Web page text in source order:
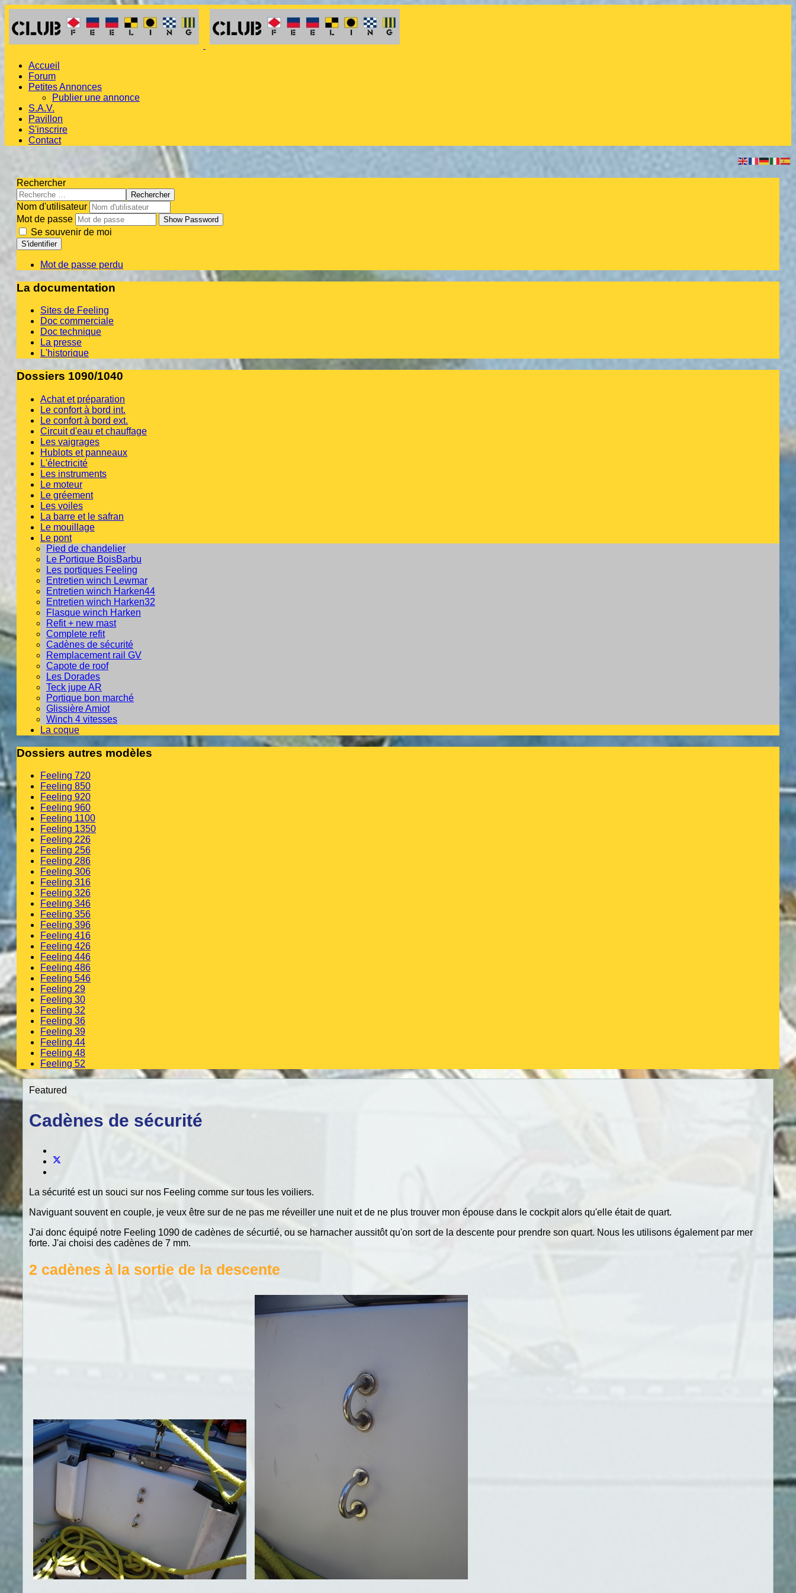
Accueil
Forum
Petites Annonces
Publier une annonce
S.A.V.
Pavillon
S'inscrire
Contact
Rechercher
Rechercher
Nom d'utilisateur
Mot de passe
Show Password
Se souvenir de moi
S'identifier
Mot de passe perdu
La documentation
Sites de Feeling
Doc commerciale
Doc technique
La presse
L'historique
Dossiers 1090/1040
Achat et préparation
Le confort à bord int.
Le confort à bord ext.
Circuit d'eau et chauffage
Les vaigrages
Hublots et panneaux
L'électricité
Les instruments
Le moteur
Le gréement
Les voiles
La barre et le safran
Le mouillage
Le pont
Pied de chandelier
Le Portique BoisBarbu
Les portiques Feeling
Entretien winch Lewmar
Entretien winch Harken44
Entretien winch Harken32
Flasque winch Harken
Refit + new mast
Complete refit
Cadènes de sécurité
Remplacement rail GV
Capote de roof
Les Dorades
Teck jupe AR
Portique bon marché
Glissière Amiot
Winch 4 vitesses
La coque
Dossiers autres modèles
Feeling 720
Feeling 850
Feeling 920
Feeling 960
Feeling 1100
Feeling 1350
Feeling 226
Feeling 256
Feeling 286
Feeling 306
Feeling 316
Feeling 326
Feeling 346
Feeling 356
Feeling 396
Feeling 416
Feeling 426
Feeling 446
Feeling 486
Feeling 546
Feeling 29
Feeling 30
Feeling 32
Feeling 36
Feeling 39
Feeling 44
Feeling 48
Feeling 52
Featured
Cadènes de sécurité
La sécurité est un souci sur nos Feeling comme sur tous les voiliers.
Naviguant souvent en couple, je veux être sur de ne pas me réveiller une nuit et de ne plus trouver mon épouse dans le cockpit alors qu'elle était de quart.
J'ai donc équipé notre Feeling 1090 de cadènes de sécurtié, ou se harnacher aussitôt qu'on sort de la descente pour prendre son quart. Nous les utilisons également par mer
forte. J'ai choisi des cadènes de 7 mm.
2 cadènes à la sortie de la descente